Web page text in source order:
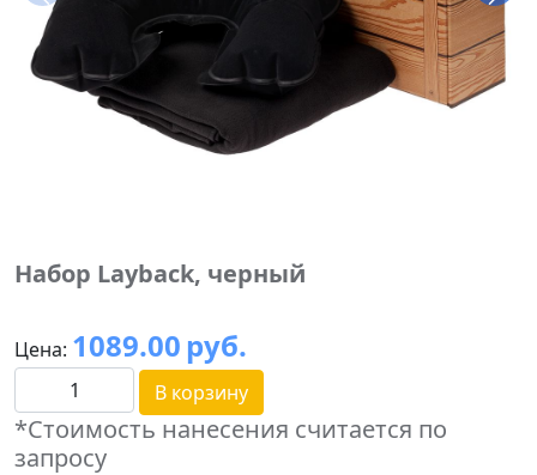
Набор Layback, черный
Цена: 1089.00 руб.
В корзину
*Стоимость нанесения считается по
запросу